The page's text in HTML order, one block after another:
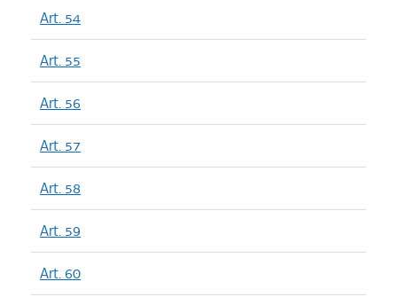
Art. 54
Art. 55
Art. 56
Art. 57
Art. 58
Art. 59
Art. 60